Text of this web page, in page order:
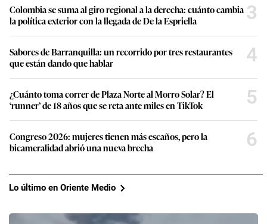
Colombia se suma al giro regional a la derecha: cuánto cambia
la política exterior con la llegada de De la Espriella
3
Sabores de Barranquilla: un recorrido por tres restaurantes
que están dando que hablar
4
¿Cuánto toma correr de Plaza Norte al Morro Solar? El
‘runner’ de 18 años que se reta ante miles en TikTok
5
Congreso 2026: mujeres tienen más escaños, pero la
bicameralidad abrió una nueva brecha
6
Lo último en Oriente Medio